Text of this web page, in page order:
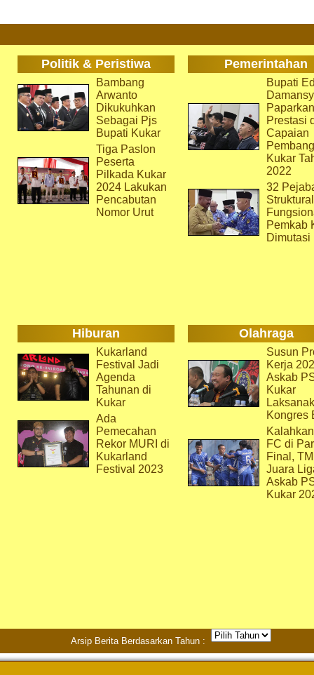
Politik & Peristiwa Pemerintahan
Bambang
Arwanto
Dikukuhkan
Sebagai Pjs
Bupati Kukar
Tiga Paslon
Peserta
Pilkada Kukar
2024 Lakukan
Pencabutan
Nomor Urut
Bupati
Paparkan
Prestasi
Capaian
Kukar
2022
32
Pemkab
Dimutasi
Hiburan Olahraga
Kukarland
Festival Jadi
Agenda
Tahunan di
Kukar
Ada
Pemecahan
Rekor MURI di
Kukarland
Festival 2023
Susun
Kerja
Askab
Kukar
Kongres
FC di
Final,
Juara
Askab
Kukar
Arsip Berita Berdasarkan Tahun :